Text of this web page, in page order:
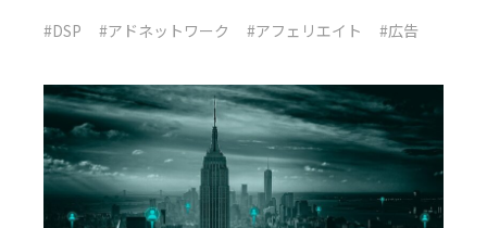
#DSP #アドネットワーク #アフェリエイト #広告